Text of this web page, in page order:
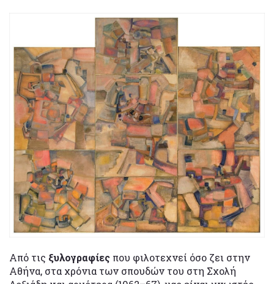
Από τις ξυλογραφίες που φιλοτεχνεί όσο ζει στην
Αθήνα, στα χρόνια των σπουδών του στη Σχολή